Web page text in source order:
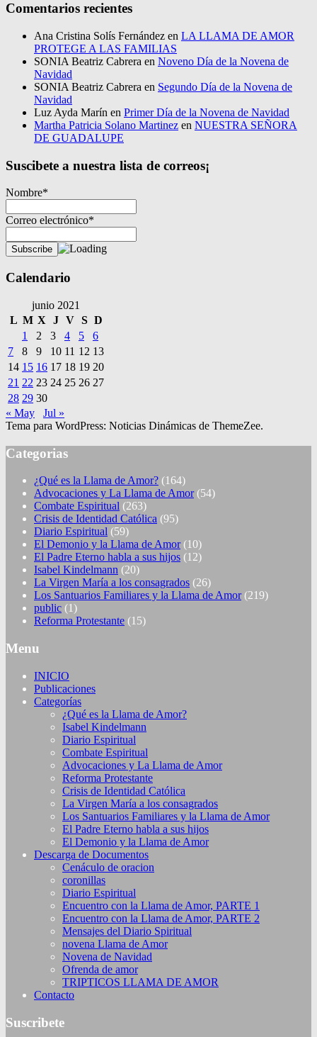
Comentarios recientes
Ana Cristina Solís Fernández en LA LLAMA DE AMOR
PROTEGE A LAS FAMILIAS
SONIA Beatriz Cabrera en Noveno Día de la Novena de
Navidad
SONIA Beatriz Cabrera en Segundo Día de la Novena de
Navidad
Luz Ayda Marín en Primer Día de la Novena de Navidad
Martha Patricia Solano Martinez en NUESTRA SEÑORA
DE GUADALUPE
Suscibete a nuestra lista de correos¡
Nombre*
Correo electrónico*
Calendario
junio 2021
L M X J V S D
1
2 3 4 5
6
7
8 9 10 11 12 13
14 15 16 17 18 19 20
21 22 23 24 25 26 27
28 29 30
« May
Jul »
Tema para WordPress: Noticias Dinámicas de ThemeZee.
Categorias
¿Qué es la Llama de Amor? (164)
Advocaciones y La Llama de Amor(54)
Combate Espiritual (263)
Crisis de Identidad Católica (95)
Diario Espiritual (59)
El Demonio y la Llama de Amor(10)
El Padre Eterno habla a sus hijos (12)
Isabel Kindelmann (20)
La Virgen María a los consagrados (26)
Los Santuarios Familiares y la Llama de Amor(219)
public (1)
Reforma Protestante (15)
Menu
INICIO
Publicaciones
Categorías
¿Qué es la Llama de Amor?
Isabel Kindelmann
Diario Espiritual
Combate Espiritual
Advocaciones y La Llama de Amor
Reforma Protestante
Crisis de Identidad Católica
La Virgen María a los consagrados
Los Santuarios Familiares y la Llama de Amor
El Padre Eterno habla a sus hijos
El Demonio y la Llama de Amor
Descarga de Documentos
Cenáculo de oracion
coronillas
Diario Espiritual
Encuentro con la Llama de Amor, PARTE 1
Encuentro con la Llama de Amor, PARTE 2
Mensajes del Diario Spiritual
novena Llama de Amor
Novena de Navidad
Ofrenda de amor
TRIPTICOS LLAMA DE AMOR
Contacto
Suscribete